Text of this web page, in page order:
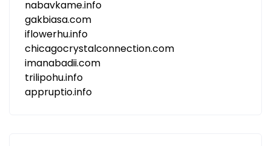
nabavkame.info
gakbiasa.com
iflowerhu.info
chicagocrystalconnection.com
imanabadii.com
trilipohu.info
appruptio.info